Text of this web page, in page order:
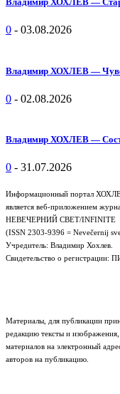
0 - 03.08.2026
Владимир ХОХЛЕВ —
0 - 02.08.2026
Владимир ХОХЛЕВ —
0 - 31.07.2026
Информационный портал
является веб-приложением
НЕВЕЧЕРНИЙ СВЕТ/INFINITE
(ISSN 2303-9396 = Nevečernij
Учредитель: Владимир Хохлев.
Свидетельство о
Материалы, для публикации
редакцию тексты и
материалов на электронный
авторов на публикацию.